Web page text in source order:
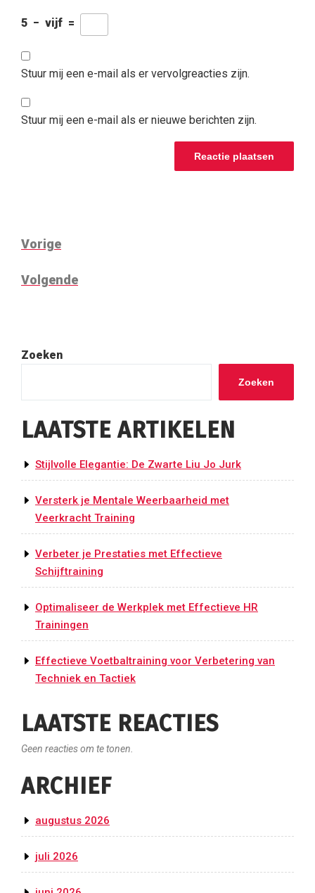
5 − vijf =
Stuur mij een e-mail als er vervolgreacties zijn.
Stuur mij een e-mail als er nieuwe berichten zijn.
BERICHTNAVIGATIE
Vorig
Vorige
Volgend
Volgende
Zoeken
Zoeken
LAATSTE ARTIKELEN
Stijlvolle Elegantie: De Zwarte Liu Jo Jurk
Versterk je Mentale Weerbaarheid met
Veerkracht Training
Verbeter je Prestaties met Effectieve
Schijftraining
Optimaliseer de Werkplek met Effectieve HR
Trainingen
Effectieve Voetbaltraining voor Verbetering van
Techniek en Tactiek
LAATSTE REACTIES
Geen reacties om te tonen.
ARCHIEF
augustus 2026
juli 2026